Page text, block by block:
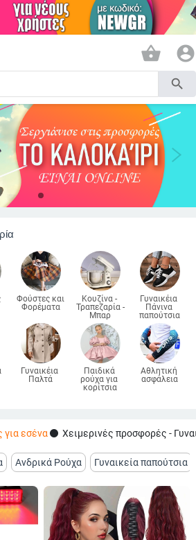
shopping_basket account_circle
search
Φούστες και
Φορέματα
Γυναικέια
Παλτά
Κουζίνα -
Τραπεζαρία -
Μπαρ
Παιδικά
ρούχα για
κορίτσια
Γυναικέια
Πάνινα
παπούτσια
Αθλητική
ασφάλεια
για εσέναfiber_manual_record Χειμερινές προσφορές -
Ανδρικά Ρούχα Γυναικεία παπούτσια